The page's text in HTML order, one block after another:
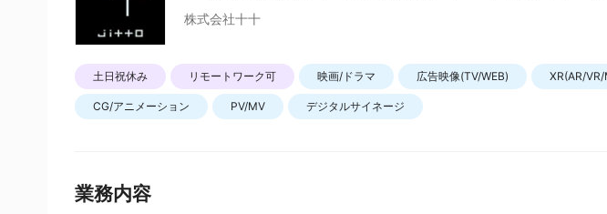
株式会社十十
土日祝休み リモートワーク可 映画/ドラマ 広告映像(TV/WEB) XR(AR/VR/
CG/アニメーション PV/MV デジタルサイネージ
業務内容